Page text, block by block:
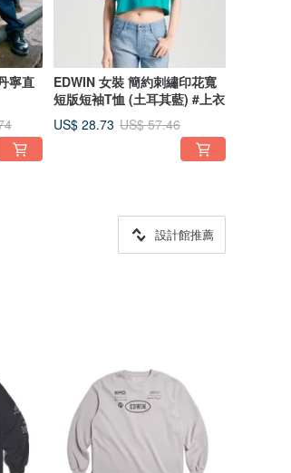
寧直
EDWIN 女裝 簡約刺繡印花寬
短版短袖T恤 (土耳其藍) #上衣
US$ 28.73 US$ 57.46
設計館推薦